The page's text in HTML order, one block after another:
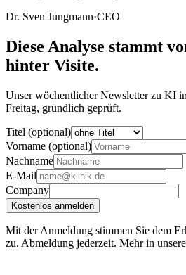
Dr. Sven Jungmann·CEO
Diese Analyse stammt
hinter Visite.
Unser wöchentlicher Newsletter zu KI
Freitag, gründlich geprüft.
Titel (optional)
Vorname (optional)
Nachname
E-Mail
Company
Kostenlos anmelden
Mit der Anmeldung stimmen Sie dem
zu. Abmeldung jederzeit. Mehr in